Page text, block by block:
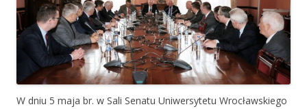
W dniu 5 maja br. w Sali Senatu Uniwersytetu Wrocławskiego